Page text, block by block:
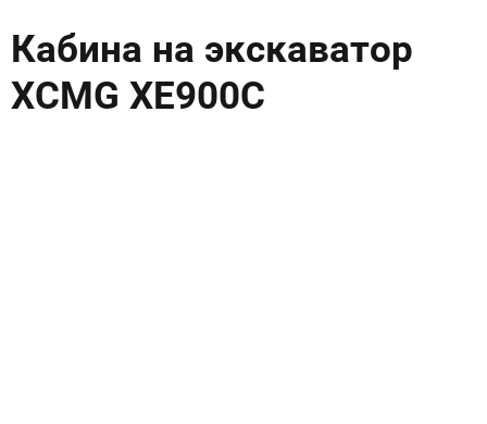
Кабина на экскаватор
XCMG XE900C